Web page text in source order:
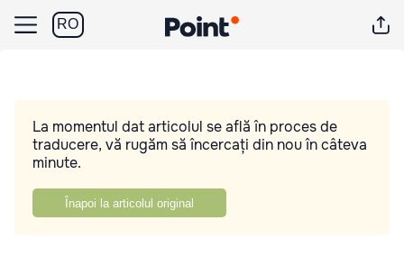
RO
La momentul dat articolul se află în proces de
traducere, vă rugăm să încercați din nou în câteva
minute.
Înapoi la articolul original